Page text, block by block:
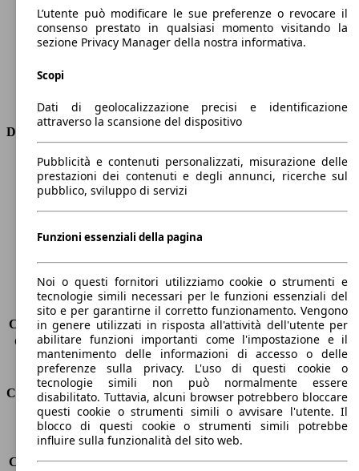
Coppia
240 nm
Cilindrata
1497 ccm
Carburante
Benzina
Trasmissione
Dimensioni
Lunghezza
4670 mm
Altezza
1480 mm
Larghezza
Peso massimo
1980 kg
Sedili
5
Carico sul tetto
-
Capacità di traino (senza freni) -
Capacità di traino (con freni)
1500 kg
Volume del bagagliaio
608 - 1653 l
Consumi
Emissioni di CO2*
136 g/km (komb.)
Consumo (urbano)
7.7 l/100km
Consumo (extra-urbano) 5.0 l/100km
L’utente può modificare le sue preferenze o revocare il
consenso prestato in qualsiasi momento visitando la
sezione Privacy Manager della nostra informativa.
Scopi
Dati di geolocalizzazione precisi e identificazione
attraverso la scansione del dispositivo
Pubblicità e contenuti personalizzati, misurazione delle
prestazioni dei contenuti e degli annunci, ricerche sul
pubblico, sviluppo di servizi
Funzioni essenziali della pagina
Noi o questi fornitori utilizziamo cookie o strumenti e
tecnologie simili necessari per le funzioni essenziali del
sito e per garantirne il corretto funzionamento. Vengono
in genere utilizzati in risposta all'attività dell'utente per
abilitare funzioni importanti come l'impostazione e il
mantenimento delle informazioni di accesso o delle
preferenze sulla privacy. L'uso di questi cookie o
tecnologie simili non può normalmente essere
disabilitato. Tuttavia, alcuni browser potrebbero bloccare
questi cookie o strumenti simili o avvisare l'utente. Il
blocco di questi cookie o strumenti simili potrebbe
influire sulla funzionalità del sito web.